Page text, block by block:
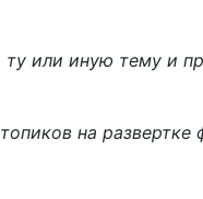
ту или иную тему и
на